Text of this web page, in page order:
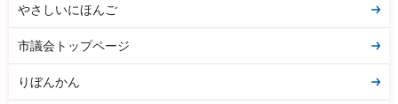
やさしいにほんご
市議会トップページ
りぼんかん